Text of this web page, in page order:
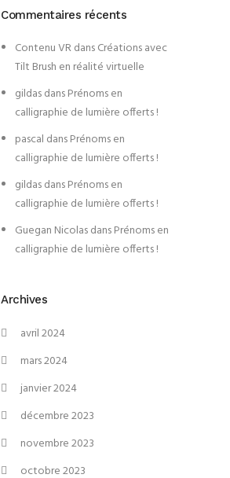
Commentaires récents
Contenu VRdansCréations avec
Tilt Brush en réalité virtuelle
gildasdansPrénoms en
calligraphie de lumière offerts !
pascal dansPrénoms en
calligraphie de lumière offerts !
gildasdansPrénoms en
calligraphie de lumière offerts !
Guegan NicolasdansPrénoms en
calligraphie de lumière offerts !
Archives
avril 2024
mars 2024
janvier 2024
décembre 2023
novembre 2023
octobre 2023